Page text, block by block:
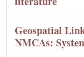
Geospatial
NMCAs: